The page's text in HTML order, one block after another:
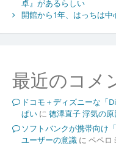
卓』があるらしい
開館から1年、はっちは
最近のコメ
ドコモ＋ディズニーな「
ぱいに 徳澤直子 浮気の
ソフトバンクが携帯向け
ユーザーの意識に ペペロ